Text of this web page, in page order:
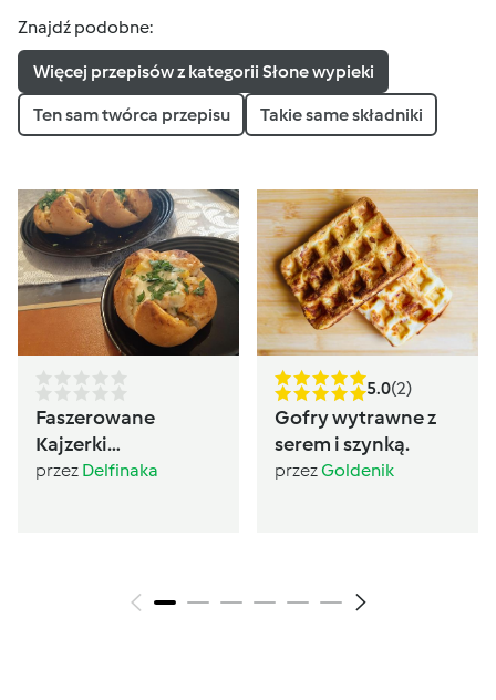
Znajdź podobne:
Więcej przepisów z kategorii Słone wypieki
Ten sam twórca przepisu Takie same składniki
Faszerowane
Kajzerki
PoliczonaSzama
przez Delfinaka
5.0(2)
Gofry wytrawne z
serem i szynką.
przezGoldenik